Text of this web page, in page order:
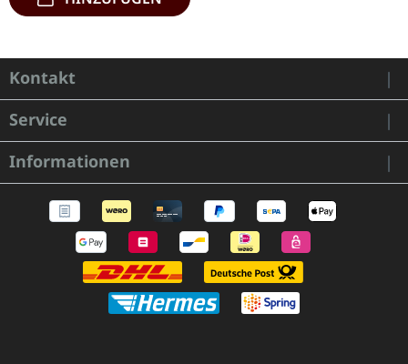
Kontakt
Service
Informationen